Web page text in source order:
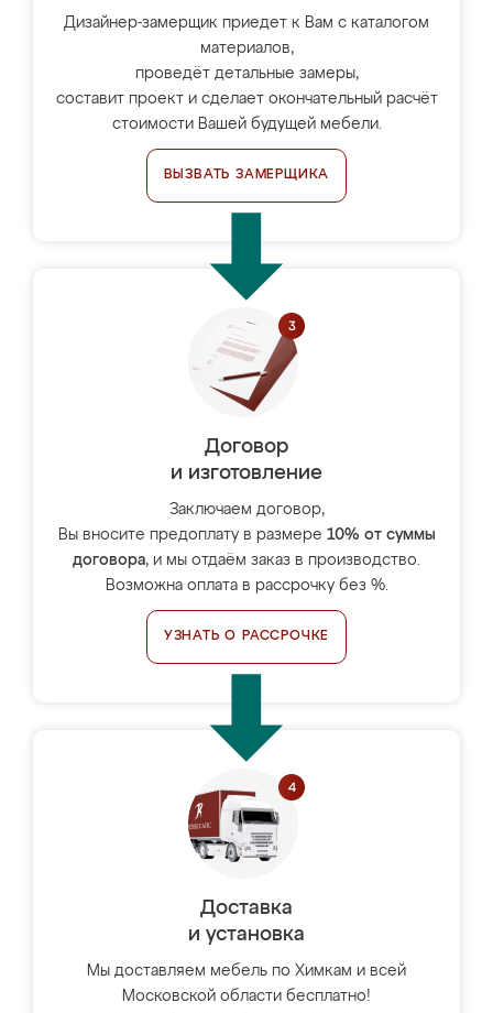
Дизайнер-замерщик приедет к Вам с каталогом
материалов,
проведёт детальные замеры,
составит проект и сделает окончательный расчёт
стоимости Вашей будущей мебели.
ВЫЗВАТЬ ЗАМЕРЩИКА
Договор
и изготовление
Заключаем договор,
Вы вносите предоплату в размере 10% от суммы
договора, и мы отдаём заказ в производство.
Возможна оплата в рассрочку без %.
УЗНАТЬ О РАССРОЧКЕ
Доставка
и установка
Мы доставляем мебель по Химкам и всей
Московской области бесплатно!